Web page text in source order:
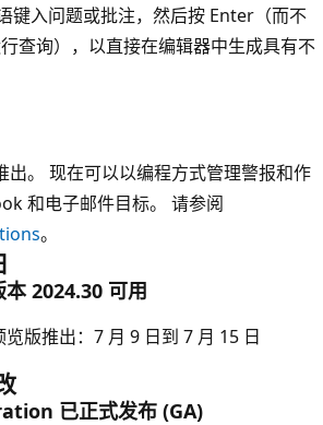
键入问题或批注，然后按 Enter（而不
查询），以直接在编辑器中生成具有不
出。 现在可以以编程方式管理警报和作
和电子邮件目标。 请参阅
。
2024.30 可用
版推出：7 月 9 日到 7 月 15 日
已正式发布 (GA)